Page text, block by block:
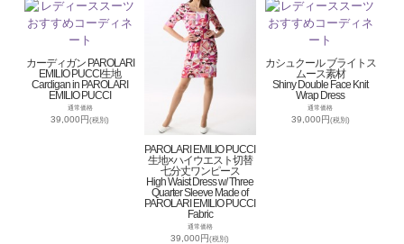
カーディガン PAROLARI
EMILIO PUCCI生地
Cardigan in PAROLARI
EMILIO PUCCI
通常価格
39,000円(税別)
PAROLARI EMILIO PUCCI
生地×ハイウエスト切替
七分丈ワンピース
High Waist Dress w/ Three
Quarter Sleeve Made of
PAROLARI EMILIO PUCCI
Fabric
通常価格
39,000円(税別)
カシュクール ブライトス
ムース素材
Shiny Double Face Knit
Wrap Dress
通常価格
39,000円(税別)